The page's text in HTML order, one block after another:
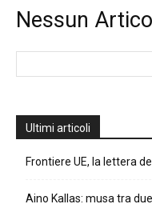
Nessun
Ultimi articoli
Frontiere UE, la lettera
Aino Kallas: musa tra